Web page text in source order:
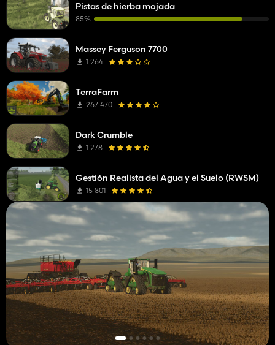
Pistas de hierba mojada
85%
Massey Ferguson 7700
1 264
TerraFarm
267 470
Dark Crumble
1 278
Gestión Realista del Agua y el Suelo (RWSM)
15 801